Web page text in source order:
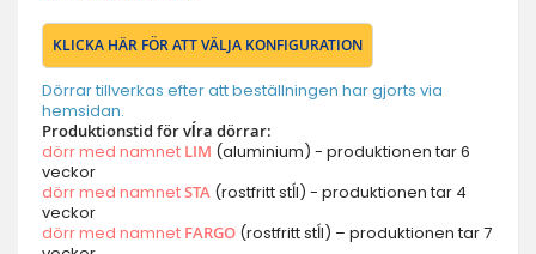
KLICKA HÄR FÖR ATT VÄLJA KONFIGURATION
Dörrar tillverkas efter att beställningen har gjorts via
hemsidan.
Produktionstid för vĺra dörrar:
dörr med namnet LIM (aluminium) - produktionen tar 6
veckor
dörr med namnetSTA (rostfritt stĺl) - produktionen tar 4
veckor
dörr med namnet FARGO (rostfritt stĺl) – produktionen tar 7